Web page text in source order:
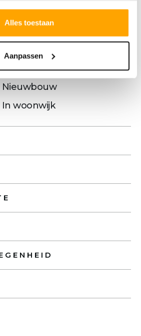
Alles toestaan
Aanpassen
Eengezinswoning
VANAF_2021_TM_2030
Nieuwbouw
In woonwijk